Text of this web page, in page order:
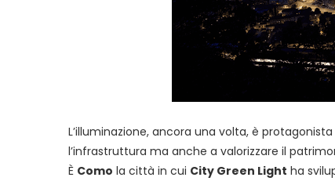
L’illuminazione, ancora una volta, è
l’infrastruttura ma anche a valorizzare il
È Como la città in cui City Green Light ha